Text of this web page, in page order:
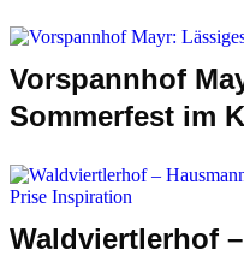
Vorspannhof
Sommerfest im
Waldviertlerhof